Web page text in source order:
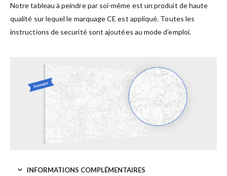
Notre tableau à peindre par soi-même est un produit de haute
qualité sur lequel le marquage CE est appliqué. Toutes les
instructions de securité sont ajoutées au mode d’emploi.
INFORMATIONS COMPLÉMENTAIRES